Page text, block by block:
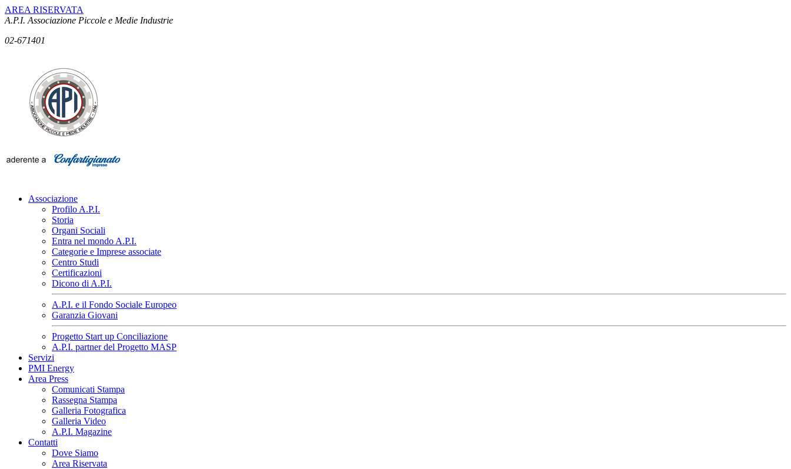
AREA RISERVATA
A.P.I. Associazione Piccole e Medie Industrie
02-671401
Associazione
Profilo A.P.I.
Storia
Organi Sociali
Entra nel mondo A.P.I.
Categorie e Imprese associate
Centro Studi
Certificazioni
Dicono di A.P.I.
A.P.I. e il Fondo Sociale Europeo
Garanzia Giovani
Progetto Start up Conciliazione
A.P.I. partner del Progetto MASP
Servizi
PMI Energy
Area Press
Comunicati Stampa
Rassegna Stampa
Galleria Fotografica
Galleria Video
A.P.I. Magazine
Contatti
Dove Siamo
Area Riservata